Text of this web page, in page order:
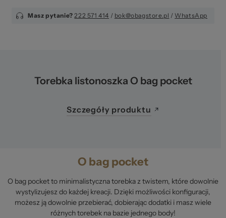
Masz pytanie? 222 571 414 / bok@obagstore.pl / WhatsApp
O bag pocket
O bag pocket to minimalistyczna torebka z twistem, które dowolnie
wystylizujesz do każdej kreacji. Dzięki możliwości konfiguracji,
możesz ją dowolnie przebierać, dobierając dodatki i masz wiele
różnych torebek na bazie jednego body!
Torebka listonoszka O bag pocket
Szczegóły produktu